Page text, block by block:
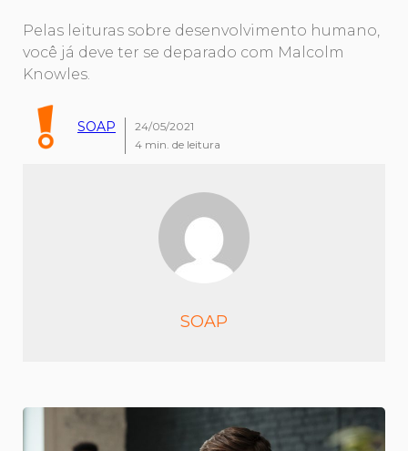
Pelas leituras sobre desenvolvimento humano,
você já deve ter se deparado com Malcolm
Knowles.
SOAP
24/05/2021
4 min. de leitura
SOAP